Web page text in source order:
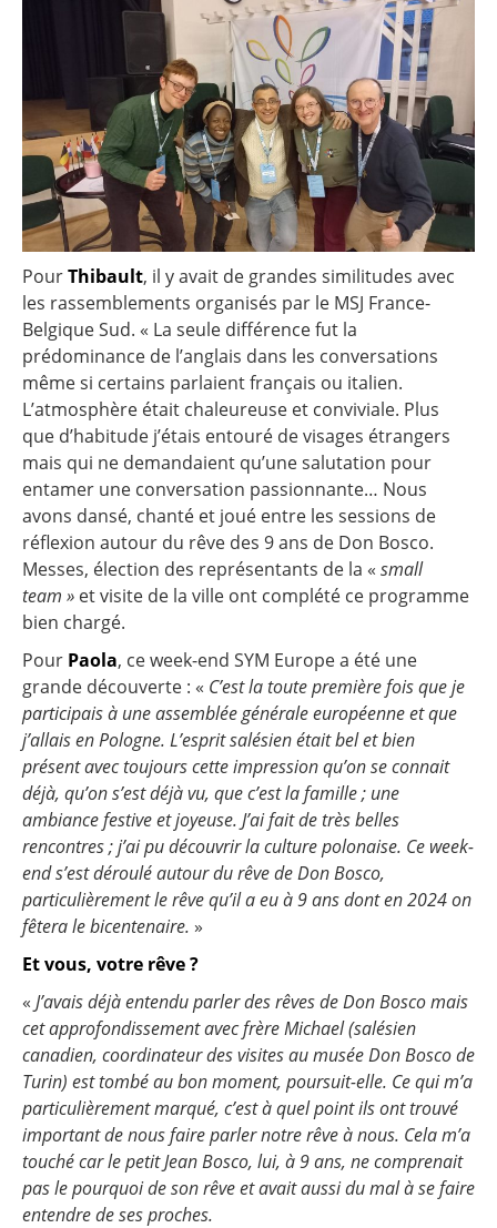
PourThibault, il y avait de grandes similitudes avec
les rassemblements organisés par le MSJ France-
Belgique Sud. « La seule différence fut la
prédominance de l’anglais dans les conversations
même si certains parlaient français ou italien.
L’atmosphère était chaleureuse et conviviale. Plus
que d’habitude j’étais entouré de visages étrangers
mais qui ne demandaient qu’une salutation pour
entamer une conversation passionnante… Nous
avons dansé, chanté et joué entre les sessions de
réflexion autour du rêve des 9 ans de Don Bosco.
Messes, élection des représentants de la « small
team » et visite de la ville ont complété ce programme
bien chargé.
Pour Paola, ce week-end SYM Europe a été une
grande découverte : « C’est la toute première fois que je
participais à une assemblée générale européenne et que
j’allais en Pologne. L’esprit salésien était bel et bien
présent avec toujours cette impression qu’on se connait
déjà, qu’on s’est déjà vu, que c’est la famille ; une
ambiance festive et joyeuse. J’ai fait de très belles
rencontres ; j’ai pu découvrir la culture polonaise. Ce week-
end s’est déroulé autour du rêve de Don Bosco,
particulièrement le rêve qu’il a eu à 9 ans dont en 2024 on
fêtera le bicentenaire. »
Et vous, votre rêve ?
« J’avais déjà entendu parler des rêves de Don Bosco mais
cet approfondissement avec frère Michael (salésien
canadien, coordinateur des visites au musée Don Bosco de
Turin) est tombé au bon moment, poursuit-elle. Ce qui m’a
particulièrement marqué, c’est à quel point ils ont trouvé
important de nous faire parler notre rêve à nous. Cela m’a
touché car le petit Jean Bosco, lui, à 9 ans, ne comprenait
pas le pourquoi de son rêve et avait aussi du mal à se faire
entendre de ses proches.